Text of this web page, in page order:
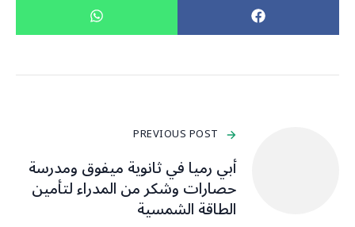
PREVIOUS POST
أبي رميا في ثانوية ميفوق ومدرسة
حصارات وشكر من المدراء لتأمين
الطاقة الشمسية